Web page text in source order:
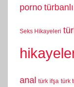
porno
Seks Hikayeleri
anal türk ifşa türk